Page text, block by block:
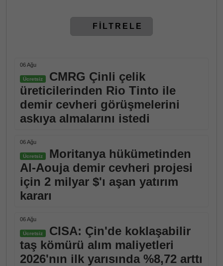
FİLTRELE
06 Ağu
Ücretsiz
CMRG Çinli çelik
üreticilerinden Rio Tinto ile
demir cevheri görüşmelerini
askıya almalarını istedi
06 Ağu
Ücretsiz
Moritanya hükümetinden
Al-Aouja demir cevheri projesi
için 2 milyar $'ı aşan yatırım
kararı
06 Ağu
Ücretsiz
CISA: Çin'de koklaşabilir
taş kömürü alım maliyetleri
2026'nın ilk yarısında %8,72 arttı